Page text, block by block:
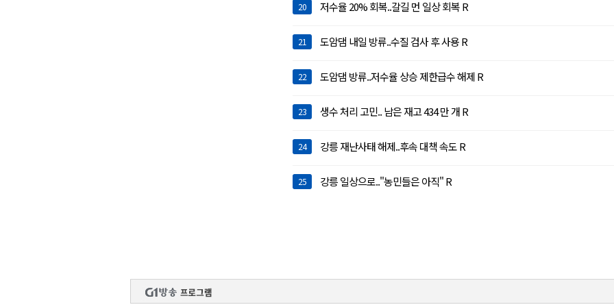
20 저수율 20% 회복..갈길 먼 일상 회복 R
21 도암댐 내일 방류..수질 검사 후 사용 R
22 도암댐 방류..저수율 상승 제한급수 해제 R
23 생수 처리 고민.. 남은 재고 434 만 개 R
24 강릉 재난사태 해제..후속 대책 속도 R
25 강릉 일상으로.."농민들은 아직" R